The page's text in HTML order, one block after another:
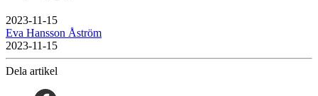
2023-11-15
Eva Hansson Åström
2023-11-15
Dela artikel